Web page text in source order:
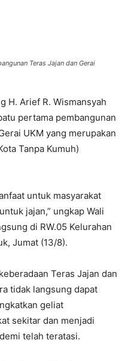
Teras Jajan dan Gerai
H. Arief R. Wismansyah
pertama pembangunan
UKM yang merupakan
Tanpa Kumuh)
untuk masyarakat
jajan,” ungkap Wali
di RW.05 Kelurahan
Jumat (13/8).
Teras Jajan dan
tidak langsung dapat
geliat
sekitar dan menjadi
telah teratasi.